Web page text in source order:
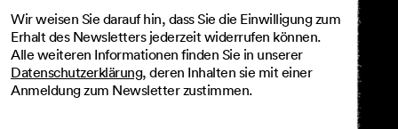
Wir weisen Sie darauf hin, dass Sie die Einwilligung zum
Erhalt des Newsletters jederzeit widerrufen können.
Alle weiteren Informationen finden Sie in unserer
Datenschutzerklärung, deren Inhalten sie mit einer
Anmeldung zum Newsletter zustimmen.